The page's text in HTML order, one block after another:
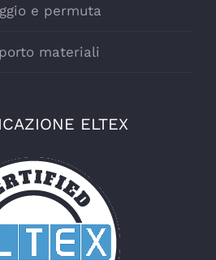
e permuta
materiali
ELTEX